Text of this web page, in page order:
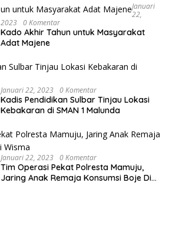
Januari
22,
2023 0 Komentar
Kado Akhir Tahun untuk Masyarakat
Adat Majene
Januari 22, 2023 0 Komentar
Kadis Pendidikan Sulbar Tinjau Lokasi
Kebakaran di SMAN 1 Malunda
Januari 22, 2023 0 Komentar
Tim Operasi Pekat Polresta Mamuju,
Jaring Anak Remaja Konsumsi Boje Di